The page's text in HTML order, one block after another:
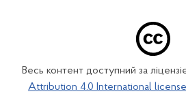
Весь контент доступний за
Attribution 4.0 International license